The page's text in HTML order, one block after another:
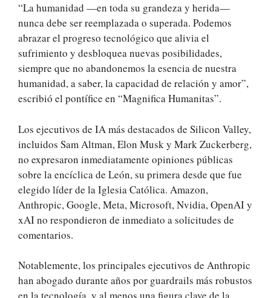
“La humanidad —en toda su grandeza y herida—
nunca debe ser reemplazada o superada. Podemos
abrazar el progreso tecnológico que alivia el
sufrimiento y desbloquea nuevas posibilidades,
siempre que no abandonemos la esencia de nuestra
humanidad, a saber, la capacidad de relación y amor”,
escribió el pontífice en “Magnifica Humanitas”.
Los ejecutivos de IA más destacados de Silicon Valley,
incluidos Sam Altman, Elon Musk y Mark Zuckerberg,
no expresaron inmediatamente opiniones públicas
sobre la encíclica de León, su primera desde que fue
elegido líder de la Iglesia Católica. Amazon,
Anthropic, Google, Meta, Microsoft, Nvidia, OpenAI y
xAI no respondieron de inmediato a solicitudes de
comentarios.
Notablemente, los principales ejecutivos de Anthropic
han abogado durante años por guardrails más robustos